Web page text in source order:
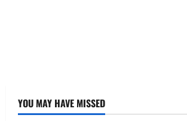
YOU MAY HAVE MISSED